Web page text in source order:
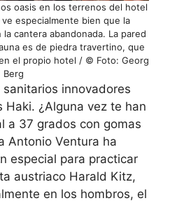
oasis en los terrenos del hotel
especialmente bien que la
cantera abandonada. La pared
es de piedra travertino, que
el propio hotel / © Foto: Georg
Berg
innovadores
¿Alguna vez te han
a 37 grados con gomas
Antonio Ventura ha
especial para practicar
austriaco Harald Kitz,
en los hombros, el